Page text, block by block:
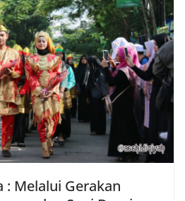
: Melalui Gerakan